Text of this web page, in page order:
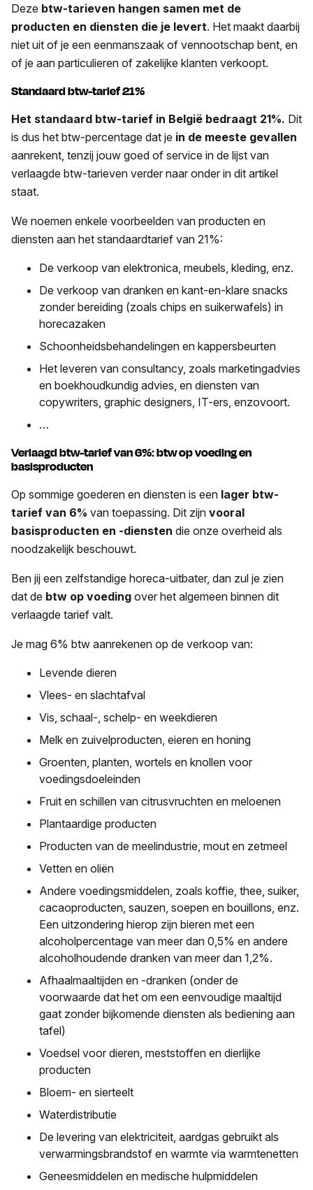
Deze btw-tarieven hangen samen met de
producten en diensten die je levert. Het maakt daarbij
niet uit of je een eenmanszaak of vennootschap bent, en
of je aan particulieren of zakelijke klanten verkoopt.
Standaard btw-tarief 21%
Het standaard btw-tarief in België bedraagt 21%. Dit
is dus het btw-percentage dat je in de meeste gevallen
aanrekent, tenzij jouw goed of service in de lijst van
verlaagde btw-tarieven verder naar onder in dit artikel
staat.
We noemen enkele voorbeelden van producten en
diensten aan het standaardtarief van 21%:
De verkoop van elektronica, meubels, kleding, enz.
De verkoop van dranken en kant-en-klare snacks
zonder bereiding (zoals chips en suikerwafels) in
horecazaken
Schoonheidsbehandelingen en kappersbeurten
Het leveren van consultancy, zoals marketingadvies
en boekhoudkundig advies, en diensten van
copywriters, graphic designers, IT-ers, enzovoort.
…
Verlaagd btw-tarief van 6%: btw op voeding en
basisproducten
Op sommige goederen en diensten is een lager btw-
tarief van 6% van toepassing. Dit zijn vooral
basisproducten en -diensten die onze overheid als
noodzakelijk beschouwt.
Ben jij een zelfstandige horeca-uitbater, dan zul je zien
dat de btw op voeding over het algemeen binnen dit
verlaagde tarief valt.
Je mag 6% btw aanrekenen op de verkoop van:
Levende dieren
Vlees- en slachtafval
Vis, schaal-, schelp- en weekdieren
Melk en zuivelproducten, eieren en honing
Groenten, planten, wortels en knollen voor
voedingsdoeleinden
Fruit en schillen van citrusvruchten en meloenen
Plantaardige producten
Producten van de meelindustrie, mout en zetmeel
Vetten en oliën
Andere voedingsmiddelen, zoals koffie, thee, suiker,
cacaoproducten, sauzen, soepen en bouillons, enz.
Een uitzondering hierop zijn bieren met een
alcoholpercentage van meer dan 0,5% en andere
alcoholhoudende dranken van meer dan 1,2%.
Afhaalmaaltijden en -dranken (onder de
voorwaarde dat het om een eenvoudige maaltijd
gaat zonder bijkomende diensten als bediening aan
tafel)
Voedsel voor dieren, meststoffen en dierlijke
producten
Bloem- en sierteelt
Waterdistributie
De levering van elektriciteit, aardgas gebruikt als
verwarmingsbrandstof en warmte via warmtenetten
Geneesmiddelen en medische hulpmiddelen